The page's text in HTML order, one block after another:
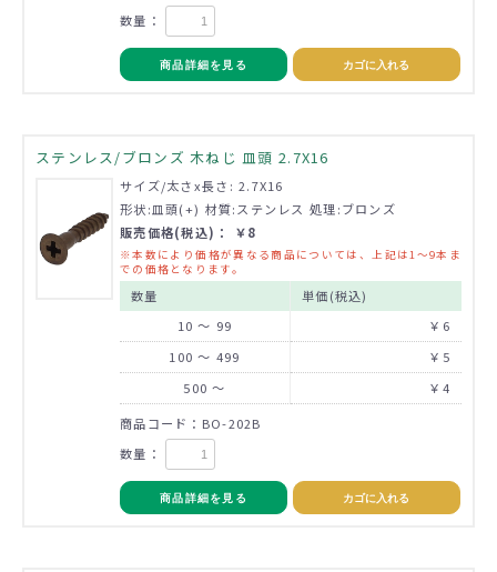
数量：
商品詳細を見る カゴに入れる
ステンレス/ブロンズ 木ねじ 皿頭 2.7X16
サイズ/太さx長さ: 2.7X16
形状:皿頭(+) 材質:ステンレス 処理:ブロンズ
販売価格(税込)： ￥8
※本数により価格が異なる商品については、上記は1～9本ま
での価格となります。
数量
単価(税込)
10 ～ 99
￥6
100 ～ 499
￥5
500 ～
￥4
商品コード：BO-202B
数量：
商品詳細を見る カゴに入れる